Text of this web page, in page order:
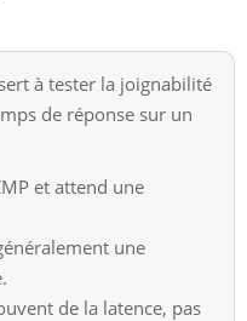
à tester la joignabilité
de réponse sur un
et attend une
une
de la latence, pas